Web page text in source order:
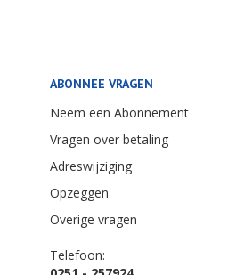
ABONNEE VRAGEN
Neem een Abonnement
Vragen over betaling
Adreswijziging
Opzeggen
Overige vragen
Telefoon: